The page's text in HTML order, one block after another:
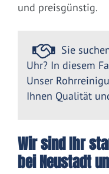
und preisgünstig.
Sie
Uhr? In diesem
Unser
Ihnen Qualität
Wir sind Ihr
bei Neustadt